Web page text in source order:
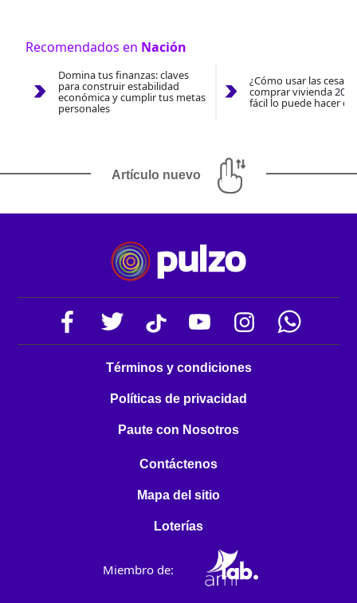
Recomendados en Nación
Domina tus finanzas: claves
para construir estabilidad
económica y cumplir tus metas
personales
¿Cómo usar las
comprar vivienda
fácil lo puede hacer
Artículo nuevo
Términos y condiciones
Políticas de privacidad
Paute con Nosotros
Contáctenos
Mapa del sitio
Loterías
Miembro de: